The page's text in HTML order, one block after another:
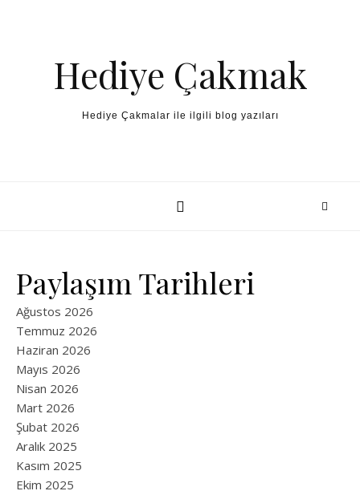
Hediye Çakmak
Hediye Çakmalar ile ilgili blog yazıları
Paylaşım Tarihleri
Ağustos 2026
Temmuz 2026
Haziran 2026
Mayıs 2026
Nisan 2026
Mart 2026
Şubat 2026
Aralık 2025
Kasım 2025
Ekim 2025